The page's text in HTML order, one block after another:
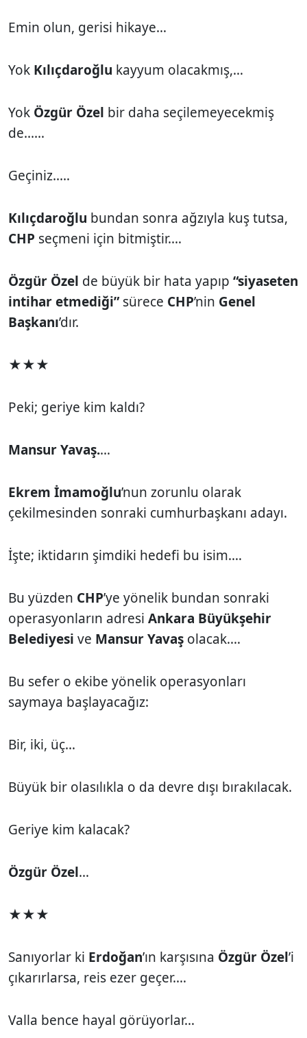
Emin olun, gerisi hikaye…
Yok Kılıçdaroğlu kayyum olacakmış,…
Yok Özgür Özel bir daha seçilemeyecekmiş
de...…
Geçiniz..…
Kılıçdaroğlu bundan sonra ağzıyla kuş tutsa,
CHP seçmeni için bitmiştir.…
Özgür Özel de büyük bir hata yapıp “siyaseten
intihar etmediği”sürece CHP’nin Genel
Başkanı’dır.
★★★
Peki; geriye kim kaldı?
Mansur Yavaş.…
Ekrem İmamoğlu’nun zorunlu olarak
çekilmesinden sonraki cumhurbaşkanı adayı.
İşte; iktidarın şimdiki hedefi bu isim.…
Bu yüzden CHP’ye yönelik bundan sonraki
operasyonların adresi Ankara Büyükşehir
Belediyesi ve Mansur Yavaş olacak.…
Bu sefer o ekibe yönelik operasyonları
saymaya başlayacağız:
Bir, iki, üç…
Büyük bir olasılıkla o da devre dışı bırakılacak.
Geriye kim kalacak?
Özgür Özel…
★★★
Sanıyorlar ki Erdoğan’ın karşısına Özgür Özel’i
çıkarırlarsa, reis ezer geçer.…
Valla bence hayal görüyorlar…